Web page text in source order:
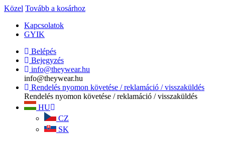
Közel Tovább a kosárhoz
Kapcsolatok
GYIK
Belépés
Bejegyzés
info@theywear.hu
info@theywear.hu
Rendelés nyomon követése / reklamáció / visszaküldés
Rendelés nyomon követése / reklamáció / visszaküldés
HU
CZ
SK